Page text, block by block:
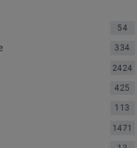
54
334
2424
425
113
1471